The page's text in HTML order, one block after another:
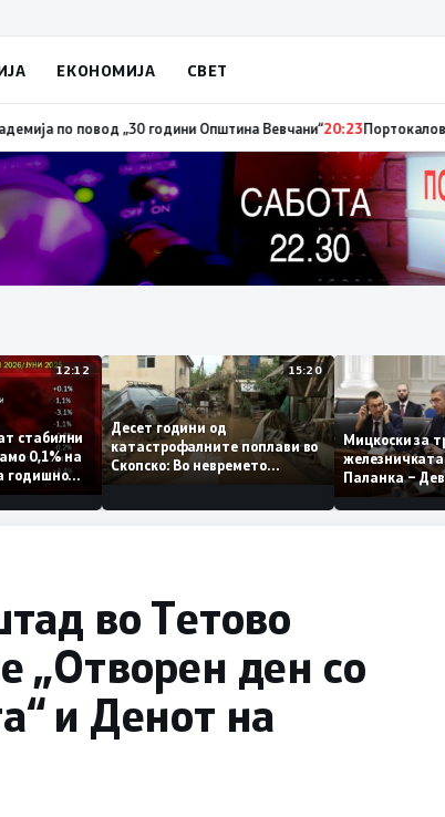
ЕКОНОМИЈА СВЕТ
по повод „30 години Општина Вевчани“20:23Портокалова
12:12
стабилни
само 0,1% на
на годишно
15:20
Десет години од
катастрофалните поплави во
Скопско: Во невремето
Мицкоски
Паланка
Проектот
половина
во Тетово
„Отворен ден со
и Денот на